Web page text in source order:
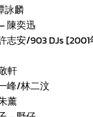
詠麟
陳奕迅
志安/903 DJs
軒
峰/林二汶
薰